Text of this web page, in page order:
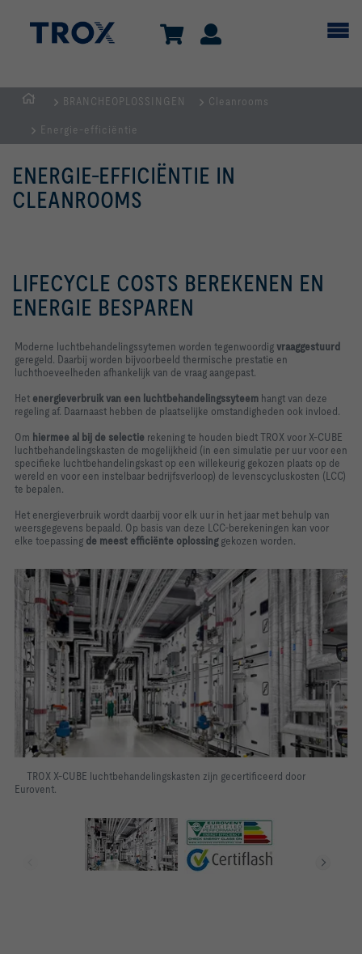
BRANCHEOPLOSSINGEN Cleanrooms
Energie-efficiëntie
ENERGIE-EFFICIËNTIE IN
CLEANROOMS
LIFECYCLE COSTS BEREKENEN EN
ENERGIE BESPAREN
Moderne luchtbehandelingssytemen worden tegenwoordigvraaggestuurd
geregeld. Daarbij worden bijvoorbeeld thermische prestatie en
luchthoeveelheden afhankelijk van de vraag aangepast.
Het energieverbruik van een luchtbehandelingssyteem hangt van deze
regeling af. Daarnaast hebben de plaatselijke omstandigheden ook invloed.
Om hiermee al bij de selectie rekening te houden biedt TROX voor X-CUBE
luchtbehandelingskasten de mogelijkheid (in een simulatie per uur voor een
specifieke luchtbehandelingskast op een willekeurig gekozen plaats op de
wereld en voor een instelbaar bedrijfsverloop) de levenscycluskosten (LCC)
te bepalen.
Het energieverbruik wordt daarbij voor elk uur in het jaar met behulp van
weersgegevens bepaald. Op basis van deze LCC-berekeningen kan voor
elke toepassing de meest efficiënte oplossinggekozen worden.
TROX X-CUBE luchtbehandelingskasten zijn gecertificeerd door
Eurovent.